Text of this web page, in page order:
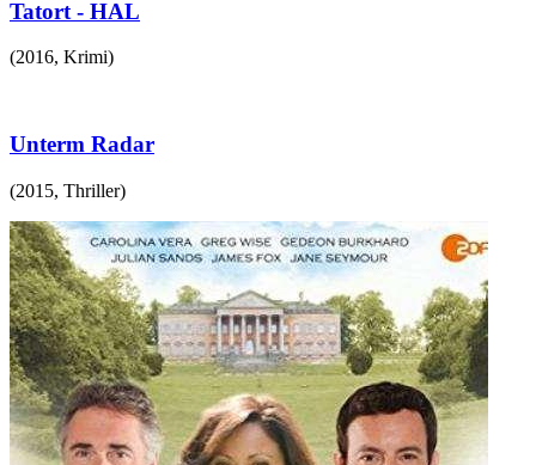
Tatort - HAL
(2016, Krimi)
Unterm Radar
(2015, Thriller)